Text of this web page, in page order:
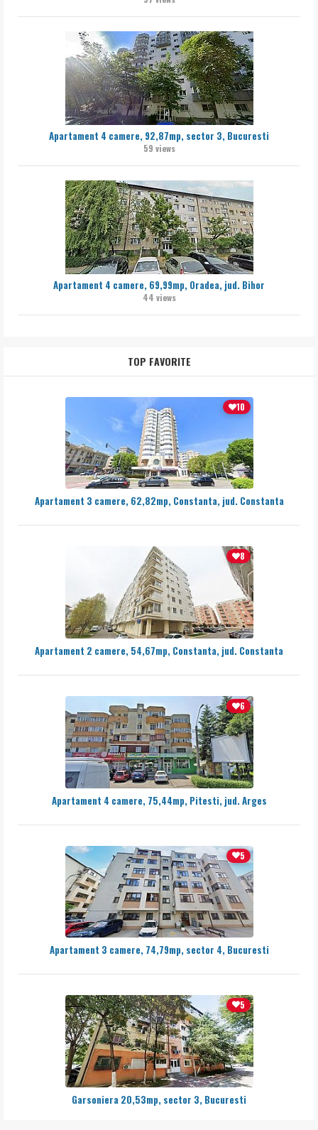
Apartament 4 camere, 92,87mp, sector 3, Bucuresti
59 views
Apartament 4 camere, 69,99mp, Oradea, jud. Bihor
44 views
TOP FAVORITE
10
Apartament 3 camere, 62,82mp, Constanta, jud. Constanta
8
Apartament 2 camere, 54,67mp, Constanta, jud. Constanta
6
Apartament 4 camere, 75,44mp, Pitesti, jud. Arges
5
Apartament 3 camere, 74,79mp, sector 4, Bucuresti
5
Garsoniera 20,53mp, sector 3, Bucuresti